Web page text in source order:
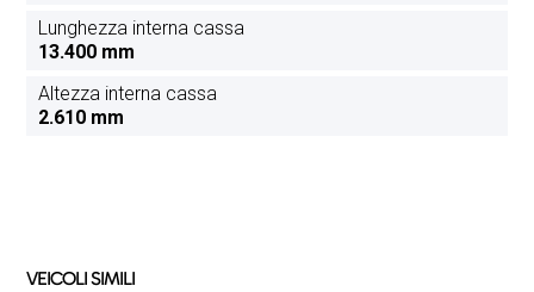
Lunghezza interna cassa
13.400 mm
Altezza interna cassa
2.610 mm
VEICOLI SIMILI